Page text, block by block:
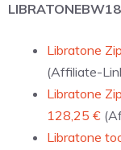
LIBRATONEBW18
Libratone
(Affiliate-
Libratone
128,25 €
Libratone